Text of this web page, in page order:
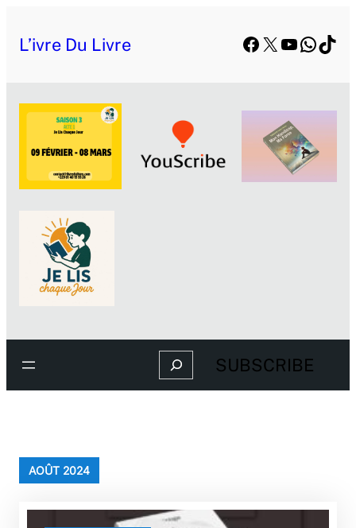
auL’ivre Du Livre Facebook
X YouTube
Search SUBSCRIBE
AOÛT 2024